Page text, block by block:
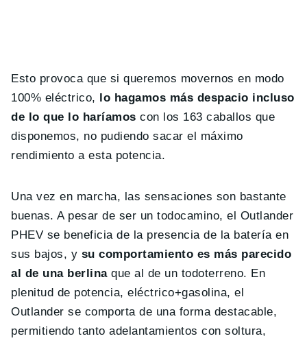
Esto provoca que si queremos movernos en modo
100% eléctrico, lo hagamos más despacio incluso
de lo que lo haríamos con los 163 caballos que
disponemos, no pudiendo sacar el máximo
rendimiento a esta potencia.
Una vez en marcha, las sensaciones son bastante
buenas. A pesar de ser un todocamino, el Outlander
PHEV se beneficia de la presencia de la batería en
sus bajos, y su comportamiento es más parecido
al de una berlinaque al de un todoterreno. En
plenitud de potencia, eléctrico+gasolina, el
Outlander se comporta de una forma destacable,
permitiendo tanto adelantamientos con soltura,